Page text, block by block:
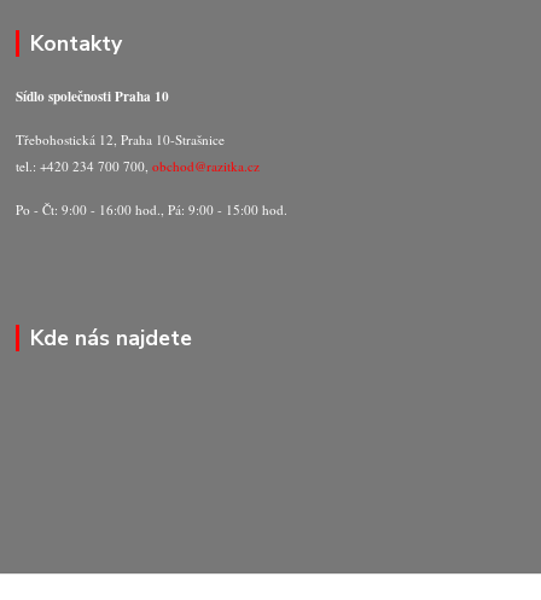
Kontakty
Sídlo společnosti Praha 10
Třebohostická 12, Praha 10-Strašnice
tel.: +420 234 700 700,obchod@razitka.cz
Po - Čt: 9:00 - 16:00 hod., Pá: 9:00 - 15:00 hod.
Kde nás najdete